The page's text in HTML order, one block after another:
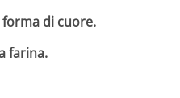
di cuore.
farina.